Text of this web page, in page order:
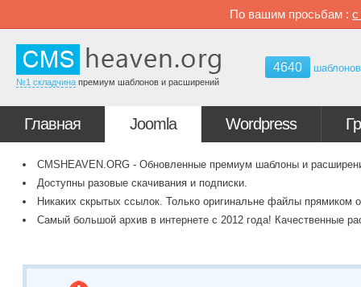
По вашим просьбам : с
№1 складчина премиум шаблонов и расширений
4640 шаблонов
Главная Joomla Wordpress
CMSHEAVEN.ORG - Обновленные премиум шаблоны и
Доступны разовые скачивания и подписки.
Никаких скрытых ссылок. Только оригинальне файлы прямиком
Самый большой архив в интернете с 2012 года! Качественные